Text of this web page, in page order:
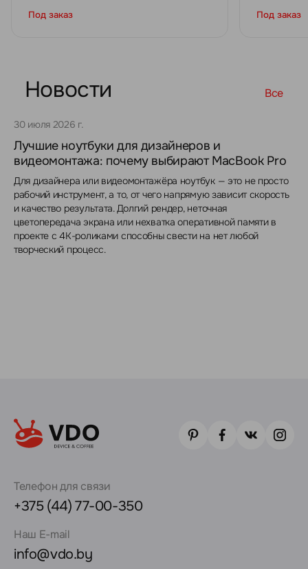
Под заказ Под заказ
Новости Все
30 июля 2026 г.
Лучшие ноутбуки для дизайнеров и
видеомонтажа: почему выбирают MacBook Pro
Для дизайнера или видеомонтажёра ноутбук — это не просто
рабочий инструмент, а то, от чего напрямую зависит скорость
и качество результата. Долгий рендер, неточная
цветопередача экрана или нехватка оперативной памяти в
проекте с 4K-роликами способны свести на нет любой
творческий процесс.
Телефон для связи
+375 (44) 77-00-350
Наш E-mail
info@vdo.by